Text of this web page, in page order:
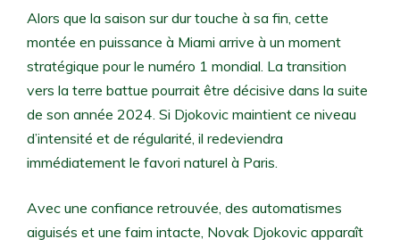
Alors que la saison sur dur touche à sa fin, cette
montée en puissance à Miami arrive à un moment
stratégique pour le numéro 1 mondial. La transition
vers la terre battue pourrait être décisive dans la suite
de son année 2024. Si Djokovic maintient ce niveau
d’intensité et de régularité, il redeviendra
immédiatement le favori naturel à Paris.
Avec une confiance retrouvée, des automatismes
aiguisés et une faim intacte, Novak Djokovic apparaît